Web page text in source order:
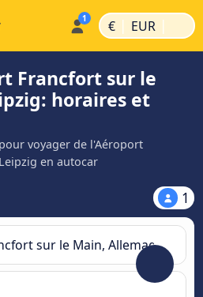
€ | EUR |
Francfort sur le
horaires et
voyager de l'Aéroport
en autocar
1